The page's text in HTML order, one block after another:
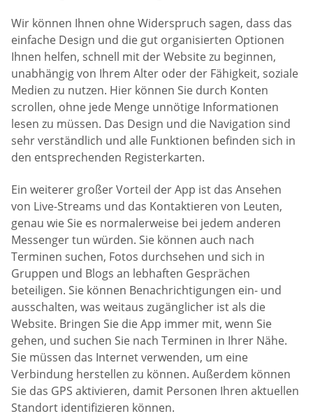
Wir können Ihnen ohne Widerspruch sagen, dass das
einfache Design und die gut organisierten Optionen
Ihnen helfen, schnell mit der Website zu beginnen,
unabhängig von Ihrem Alter oder der Fähigkeit, soziale
Medien zu nutzen. Hier können Sie durch Konten
scrollen, ohne jede Menge unnötige Informationen
lesen zu müssen. Das Design und die Navigation sind
sehr verständlich und alle Funktionen befinden sich in
den entsprechenden Registerkarten.
Ein weiterer großer Vorteil der App ist das Ansehen
von Live-Streams und das Kontaktieren von Leuten,
genau wie Sie es normalerweise bei jedem anderen
Messenger tun würden. Sie können auch nach
Terminen suchen, Fotos durchsehen und sich in
Gruppen und Blogs an lebhaften Gesprächen
beteiligen. Sie können Benachrichtigungen ein- und
ausschalten, was weitaus zugänglicher ist als die
Website. Bringen Sie die App immer mit, wenn Sie
gehen, und suchen Sie nach Terminen in Ihrer Nähe.
Sie müssen das Internet verwenden, um eine
Verbindung herstellen zu können. Außerdem können
Sie das GPS aktivieren, damit Personen Ihren aktuellen
Standort identifizieren können.